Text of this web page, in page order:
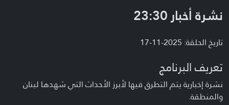
نشرة أخبار 23:30
تاريخ الحلقة: 2025-11-17
تعريف البرنامج
نشرة إخبارية يتم التطرق فيها لأبرز الأحداث التي شهدها لبنان
والمنطقة.